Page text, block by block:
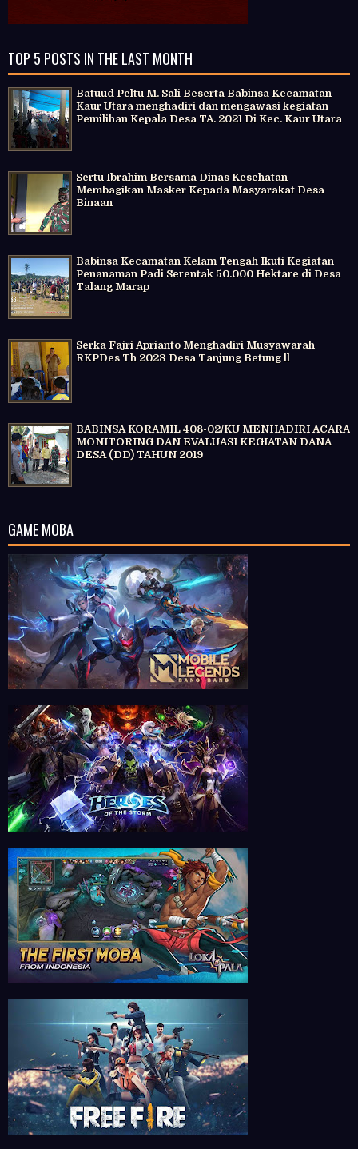
TOP 5 POSTS IN THE LAST MONTH
Batuud Peltu M. Sali Beserta Babinsa Kecamatan
Kaur Utara menghadiri dan mengawasi kegiatan
Pemilihan Kepala Desa TA. 2021 Di Kec. Kaur Utara
Sertu Ibrahim Bersama Dinas Kesehatan
Membagikan Masker Kepada Masyarakat Desa
Binaan
Babinsa Kecamatan Kelam Tengah Ikuti Kegiatan
Penanaman Padi Serentak 50.000 Hektare di Desa
Talang Marap
Serka Fajri Aprianto Menghadiri Musyawarah
RKPDes Th 2023 Desa Tanjung Betung ll
BABINSA KORAMIL 408-02/KU MENHADIRI ACARA
MONITORING DAN EVALUASI KEGIATAN DANA
DESA (DD) TAHUN 2019
GAME MOBA